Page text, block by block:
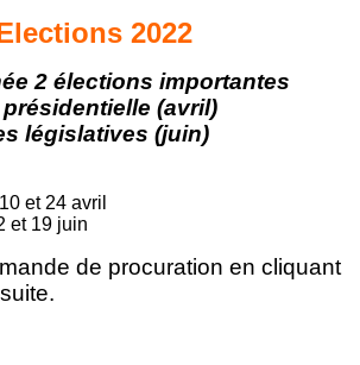
2022
2 élections importantes
(avril)
législatives (juin)
10 et 24 avril
et 19 juin
de procuration en cliquant